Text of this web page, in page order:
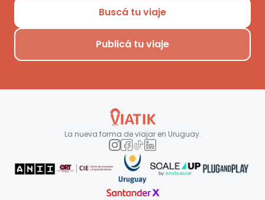
Buscá tu viaje
Publicá tu viaje
La nueva forma de viajar en Uruguay.